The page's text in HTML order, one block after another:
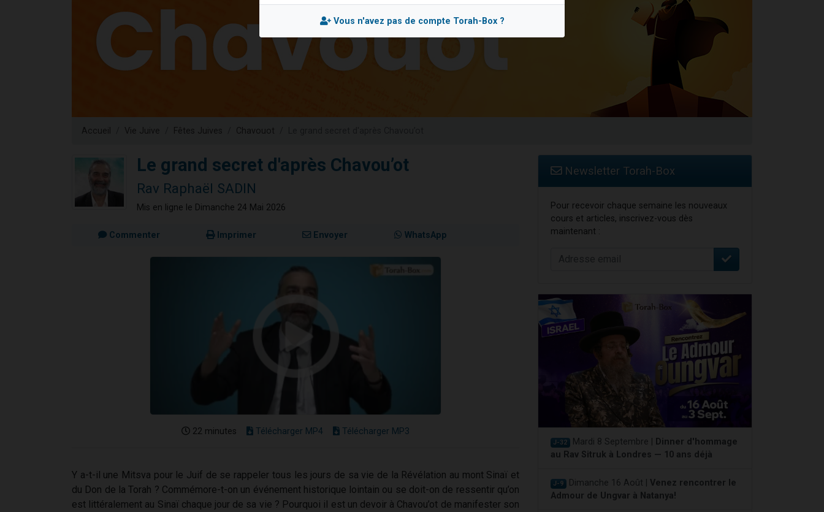
3 personnes viennent de nous rejoindre sur WhatsApp
2 personnes viennent de nous rejoindre sur WhatsApp
2 nouvelles musiques dans Torah-Box Music
Accueil Vie Juive Fêtes Juives Chavouot
Le grand secret d'après Chavou’ot
Rav Raphaël SADIN
Mis en ligne le Dimanche 24 Mai 2026
Commenter Imprimer Envoyer WhatsApp
22 minutes Télécharger MP4 Télécharger MP3
Y a-t-il une Mitsva pour le Juif de se rappeler tous les jours de sa vie de la Révélation au mont Sinaï et
du Don de la Torah ? Commémore-t-on un événement historique lointain ou se doit-on de ressentir qu’on
est littéralement au Sinaï chaque jour de sa vie ? Pourquoi il est un devoir à Chavou’ot de manifester son
Newsletter Torah-Box
Pour recevoir chaque semaine les nouveaux
cours et articles, inscrivez-vous dès
maintenant :
J-32 Mardi 8 Septembre |
Dinner d'hommage
au Rav Sitruk à Londres — 10 ans déjà
J-9 Dimanche 16 Août | Venez rencontrer le
Admour de Ungvar à Natanya!
Vous n'avez pas de compte Torah-Box ?